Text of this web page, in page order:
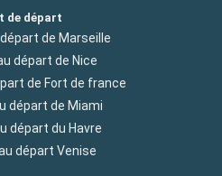
de départ
de Marseille
départ de Nice
de Fort de france
départ de Miami
départ du Havre
départ Venise